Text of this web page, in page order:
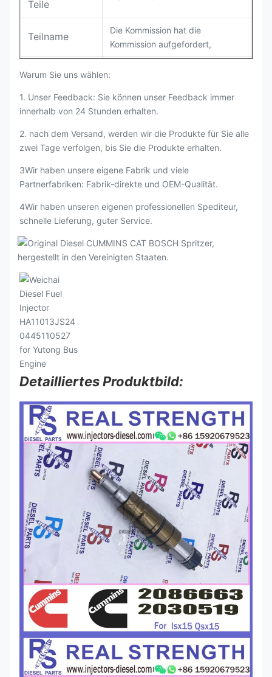
Teile
Teilname
Die Kommission hat die
Kommission aufgefordert,
Zahlung
Verpackung Original / Netural
Warum Sie uns wählen:
1. Unser Feedback: Sie können unser Feedback immer
innerhalb von 24 Stunden erhalten.
2. nach dem Versand, werden wir die Produkte für Sie alle
zwei Tage verfolgen, bis Sie die Produkte erhalten.
3Wir haben unsere eigene Fabrik und viele
Partnerfabriken: Fabrik-direkte und OEM-Qualität.
4Wir haben unseren eigenen professionellen Spediteur,
schnelle Lieferung, guter Service.
Detailliertes Produktbild: